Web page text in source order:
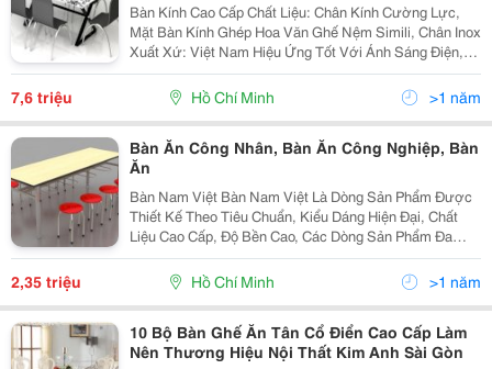
Bàn Kính Cao Cấp Chất Liệu: Chân Kính Cường Lực,
Mặt Bàn Kính Ghép Hoa Văn Ghế Nệm Simili, Chân Inox
Xuất Xứ: Việt Nam Hiệu Ứng Tốt Với Ánh Sáng Điện,
Lấy Ánh Sáng Từ Không Gian Bên Ngoài Kiểu Dáng:
Thanh Mảnh, Lịch Lãm, Sang Trọng Phù
7,6 triệu Hồ Chí Minh >1 năm
Bàn Ăn Công Nhân, Bàn Ăn Công Nghiệp, Bàn
Ăn
Bàn Nam Việt Bàn Nam Việt Là Dòng Sản Phẩm Được
Thiết Kế Theo Tiêu Chuẩn, Kiểu Dáng Hiện Đại, Chất
Liệu Cao Cấp, Độ Bền Cao, Các Dòng Sản Phẩm Đa
Dạng Phù Hợp Với Mọi Không Gian Làm Việc Tai Văn
Phòng Hay Gia Đình Với Nhiều Chủng Loại Chất Liệ
2,35 triệu Hồ Chí Minh >1 năm
10 Bộ Bàn Ghế Ăn Tân Cổ Điển Cao Cấp Làm
Nên Thương Hiệu Nội Thất Kim Anh Sài Gòn